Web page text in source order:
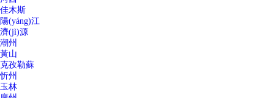
佳木斯
陽(yáng)江
濟(jì)源
潮州
黃山
克孜勒蘇
忻州
玉林